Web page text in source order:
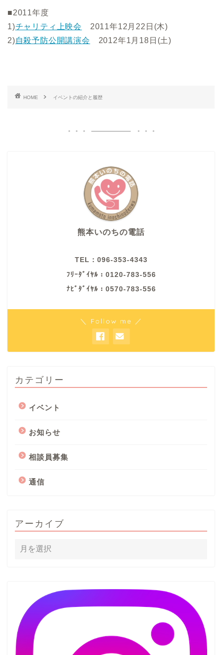
■2011年度
1)チャリティ上映会
2011年12月22日(木)
2)自殺予防公開講演会 2012年1月18日(土)
HOME イベントの紹介と履歴
熊本いのちの電話
TEL：096-353-4343
ﾌﾘｰﾀﾞｲﾔﾙ：0120-783-556
ﾅﾋﾞﾀﾞｲﾔﾙ：0570-783-556
＼ Follow me ／
カテゴリー
イベント
お知らせ
相談員募集
通信
アーカイブ